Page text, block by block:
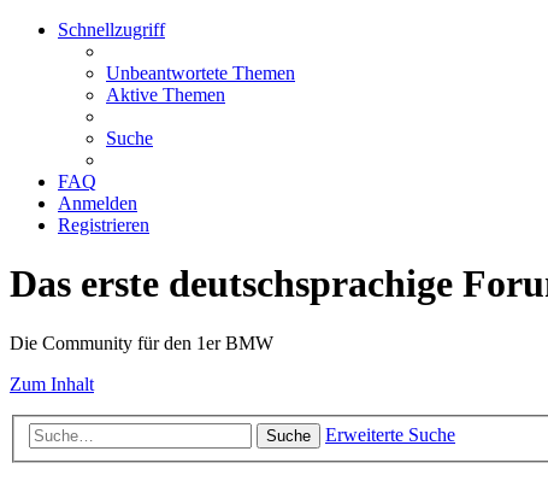
Schnellzugriff
Unbeantwortete Themen
Aktive Themen
Suche
FAQ
Anmelden
Registrieren
Das erste deutschsprachige
Die Community für den 1er BMW
Zum Inhalt
Suche Erweiterte Suche